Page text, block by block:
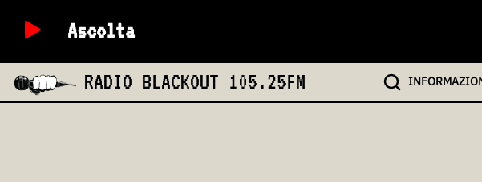
Ascolta
RADIO BLACKOUT 105.25FM INFO